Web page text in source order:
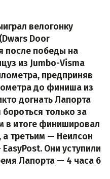
велогонку
Door
после победы на
из Jumbo-Visma
предприняв
до финиша из
догнать Лапорта
только за
в итоге финишировал
третьим — Неилсон
Они уступили
Лапорта — 4 часа 6